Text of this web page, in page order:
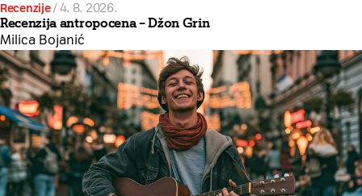
Recenzije/4. 8. 2026.
Recenzija antropocena – Džon Grin
Milica Bojanić